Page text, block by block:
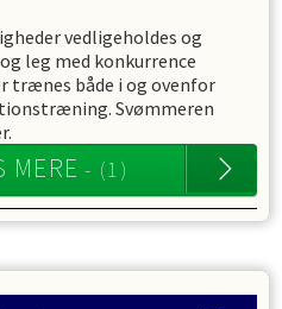
vedligeholdes og
leg med konkurrence
trænes både i og ovenfor
Svømmeren
- (1)